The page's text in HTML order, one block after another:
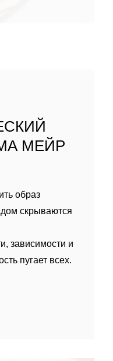
МЕЙР
образ
скрываются
зависимости и
пугает всех.